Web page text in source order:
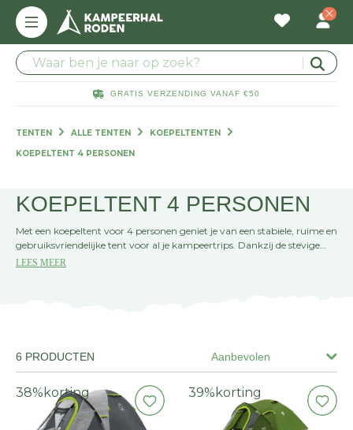
GRATIS VERZENDING VANAF €50
TENTEN ALLE TENTEN
KOEPELTENTEN
KOEPELTENT 4 PERSONEN
KOEPELTENT 4 PERSONEN
Met een koepeltent voor 4 personen geniet je van een stabiele, ruime en
gebruiksvriendelijke tent voor al je kampeertrips. Dankzij de stevige
constructie en snelle opzet is deze tent ideaal voor gezinnen of
LEES MEER
Aanbevolen
6 PRODUCTEN
38% korting 39% korting